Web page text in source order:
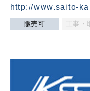
http://www.saito-
販売可 工事・